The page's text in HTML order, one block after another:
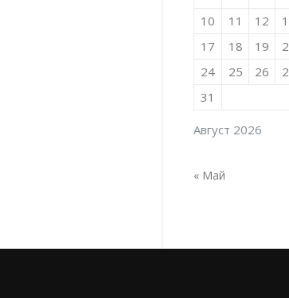
Август 2026
10
11 12
17
18 19
24
25 26
31
« Май